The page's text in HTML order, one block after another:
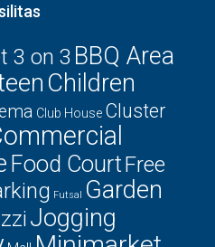
3 on 3 BBQ Area
Children
Club House Cluster
Food CourtFree
Futsal Garden
Jogging